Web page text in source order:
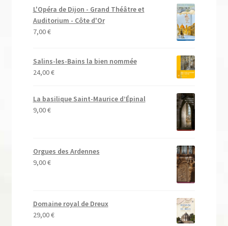
L'Opéra de Dijon - Grand Théâtre et
Auditorium - Côte d'Or
7,00€
Salins-les-Bains la bien nommée
24,00€
La basilique Saint-Maurice d’Épinal
9,00€
Orgues des Ardennes
9,00€
Domaine royal de Dreux
29,00€